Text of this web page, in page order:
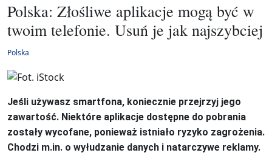
Polska: Złośliwe aplikacje mogą być w
twoim telefonie. Usuń je jak najszybciej
Polska
Jeśli używasz smartfona, koniecznie przejrzyj jego
zawartość. Niektóre aplikacje dostępne do pobrania
zostały wycofane, ponieważ istniało ryzyko zagrożenia.
Chodzi m.in. o wyłudzanie danych i natarczywe reklamy.